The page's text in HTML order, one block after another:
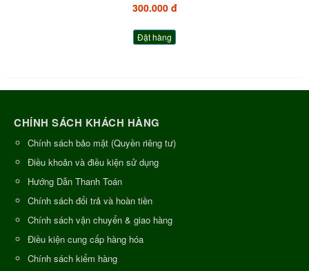
300.000 đ
Đặt hàng
CHÍNH SÁCH KHÁCH HÀNG
Chính sách bảo mật (Quyền riêng tư)
Điều khoản và điều kiện sử dụng
Hướng Dẫn Thanh Toán
Chính sách đổi trả và hoàn tiền
Chính sách vận chuyển & giao hàng
Điều kiện cung cấp hàng hóa
Chính sách kiểm hàng